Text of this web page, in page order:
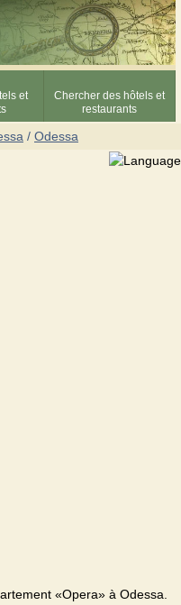
et
Chercher des hôtels et
restaurants
/ Odessa
«Opera» à Odessa.